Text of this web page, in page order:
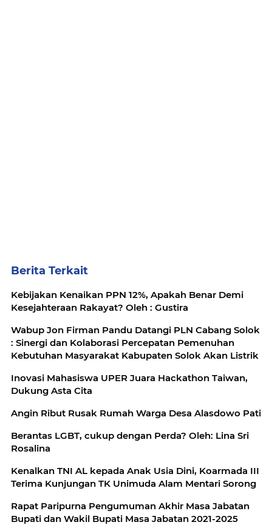
Berita Terkait
Kebijakan Kenaikan PPN 12%, Apakah Benar Demi
Kesejahteraan Rakayat? Oleh : Gustira
Wabup Jon Firman Pandu Datangi PLN Cabang Solok
: Sinergi dan Kolaborasi Percepatan Pemenuhan
Kebutuhan Masyarakat Kabupaten Solok Akan Listrik
Inovasi Mahasiswa UPER Juara Hackathon Taiwan,
Dukung Asta Cita
Angin Ribut Rusak Rumah Warga Desa Alasdowo Pati
Berantas LGBT, cukup dengan Perda? Oleh: Lina Sri
Rosalina
Kenalkan TNI AL kepada Anak Usia Dini, Koarmada III
Terima Kunjungan TK Unimuda Alam Mentari Sorong
Rapat Paripurna Pengumuman Akhir Masa Jabatan
Bupati dan Wakil Bupati Masa Jabatan 2021-2025